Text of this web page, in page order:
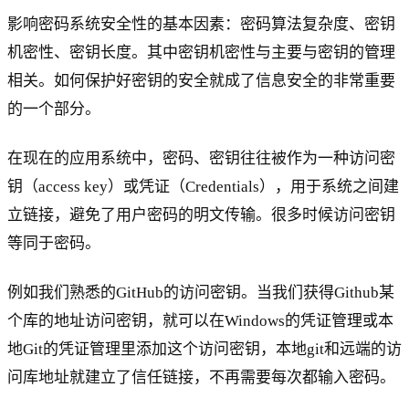
影响密码系统安全性的基本因素：密码算法复杂度、密钥
机密性、密钥长度。其中密钥机密性与主要与密钥的管理
相关。如何保护好密钥的安全就成了信息安全的非常重要
的一个部分。
在现在的应用系统中，密码、密钥往往被作为一种访问密
钥（access key）或凭证（Credentials），用于系统之间建
立链接，避免了用户密码的明文传输。很多时候访问密钥
等同于密码。
例如我们熟悉的GitHub的访问密钥。当我们获得Github某
个库的地址访问密钥，就可以在Windows的凭证管理或本
地Git的凭证管理里添加这个访问密钥，本地git和远端的访
问库地址就建立了信任链接，不再需要每次都输入密码。